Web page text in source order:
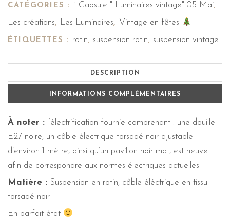
CATÉGORIES : ° Capsule " Luminaires vintage" 05 Mai,
Les créations, Les Luminaires, Vintage en fêtes
ÉTIQUETTES : rotin, suspension rotin, suspension vintage
DESCRIPTION
INFORMATIONS COMPLÉMENTAIRES
À noter : l’électrification fournie comprenant : une douille
E27 noire, un câble électrique torsadé noir ajustable
d’environ 1 mètre, ainsi qu’un pavillon noir mat, est neuve
afin de correspondre aux normes électriques actuelles
Matière : Suspension en rotin, câble éléctrique en tissu
torsadé noir
En parfait état